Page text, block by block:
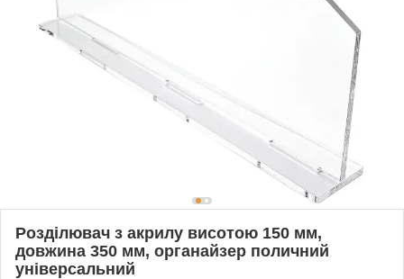
Розділювач з акрилу висотою 150 мм,
довжина 350 мм, органайзер поличний
універсальний